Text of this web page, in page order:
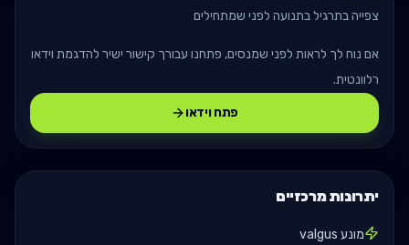
צפייה בתרגיל בתנועה לפני שמתחילים
אם נוח לך לראות לפני שמנסים, פתחנו עבורך קישור ישיר להדגמת וידאו
רלוונטית.
פתח וידאו
יתרונות מרכזיים
מונע valgus